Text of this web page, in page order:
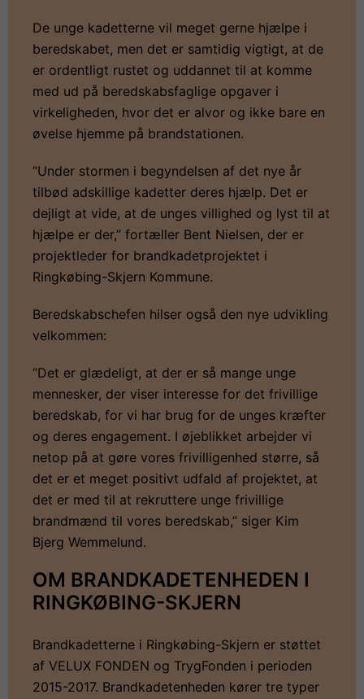
De unge kadetterne vil meget gerne hjælpe i
beredskabet, men det er samtidig vigtigt, at de
er ordentligt rustet og uddannet til at komme
med ud på beredskabsfaglige opgaver i
virkeligheden, hvor det er alvor og ikke bare en
øvelse hjemme på brandstationen.
“Under stormen i begyndelsen af det nye år
tilbød adskillige kadetter deres hjælp. Det er
dejligt at vide, at de unges villighed og lyst til at
hjælpe er der,” fortæller Bent Nielsen, der er
projektleder for brandkadetprojektet i
Ringkøbing-Skjern Kommune.
Beredskabschefen hilser også den nye udvikling
velkommen:
“Det er glædeligt, at der er så mange unge
mennesker, der viser interesse for det frivillige
beredskab, for vi har brug for de unges kræfter
og deres engagement. I øjeblikket arbejder vi
netop på at gøre vores frivilligenhed større, så
det er et meget positivt udfald af projektet, at
det er med til at rekruttere unge frivillige
brandmænd til vores beredskab,” siger Kim
Bjerg Wemmelund.
OM BRANDKADETENHEDEN I
RINGKØBING-SKJERN
Brandkadetterne i Ringkøbing-Skjern er støttet
af VELUX FONDEN og TrygFonden i perioden
2015-2017. Brandkadetenheden kører tre typer